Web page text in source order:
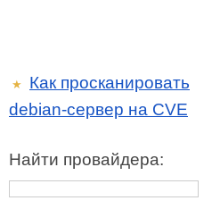
★
Как просканировать
debian-сервер на CVE
Найти провайдера: